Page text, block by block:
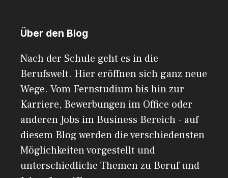
Über den Blog
Nach der Schule geht es in die
Berufswelt. Hier eröffnen sich ganz neue
Wege. Vom Fernstudium bis hin zur
Karriere, Bewerbungen im Office oder
anderen Jobs im Business Bereich - auf
diesem Blog werden die verschiedensten
Möglichkeiten vorgestellt und
unterschiedliche Themen zu Beruf und